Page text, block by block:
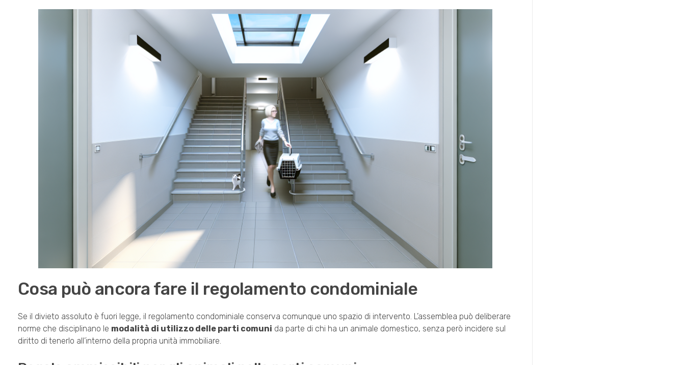
Cosa può ancora fare il regolamento condominiale
Se il divieto assoluto è fuori legge, il regolamento condominiale conserva comunque uno spazio di intervento. L’assemblea può deliberare
norme che disciplinano le modalità di utilizzo delle parti comuni da parte di chi ha un animale domestico, senza però incidere sul
diritto di tenerlo all’interno della propria unità immobiliare.